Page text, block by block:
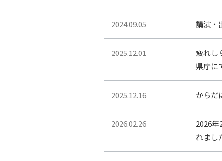
2024.09.05 講演・
2025.12.01
疲れし
県庁に
2025.12.16 からだ
2026.02.26
2026
れまし